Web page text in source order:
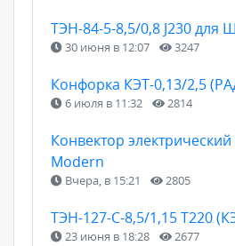
ТЭН-84-5-8,5/0,8 J230 для
30 июня в 12:07 3247
Конфорка КЭТ-0,13/2,5
6 июля в 11:32 2814
Конвектор электрический
Modern
Вчера, в 15:21 2805
ТЭН-127-С-8,5/1,15 Т220
23 июня в 18:28 2677